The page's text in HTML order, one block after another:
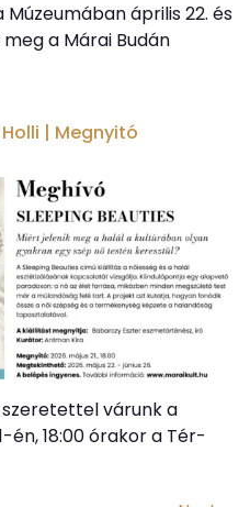
április 22. és
a Márai Budán
| Megnyitó
várunk a
én, 18:00 órakor a Tér-